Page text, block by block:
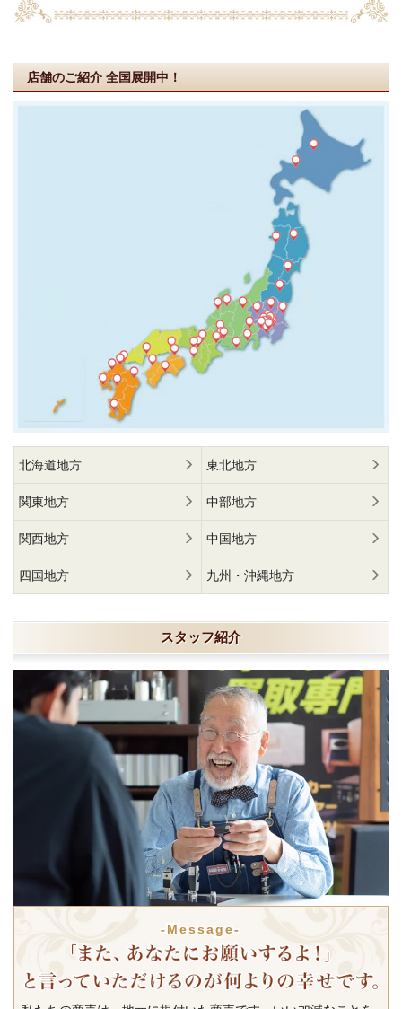
店舗のご紹介 全国展開中！
北海道地方 東北地方
関東地方 中部地方
関西地方 中国地方
四国地方 九州・沖縄地方
スタッフ紹介
-Message-